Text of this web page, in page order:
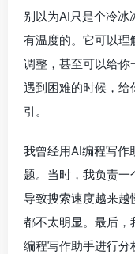
别以为AI只是个冷冰
有温度的。它可以
调整，甚至可以给你
遇到困难的时候，给
引。
我曾经用AI编程写作
题。当时，我负责
导致搜索速度越来
都不太明显。最后，
编程写作助手进行分